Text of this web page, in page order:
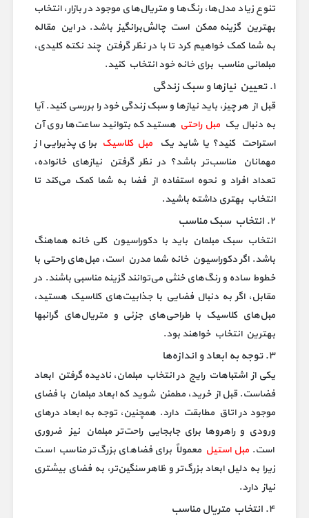
تنوع زیاد مدل‌ها، رنگ‌ها و متریال‌های موجود در بازار، انتخاب
بهترین گزینه ممکن است چالش‌برانگیز باشد. در این مقاله
به شما کمک خواهیم کرد تا با در نظر گرفتن چند نکته کلیدی،
مبلمانی مناسب برای خانه خود انتخاب کنید.
۱. تعیین نیازها و سبک زندگی
قبل از هر چیز، باید نیازها و سبک زندگی خود را بررسی کنید. آیا
به دنبال یکمبل راحتی هستید که بتوانید ساعت‌ها روی آن
استراحت کنید؟ یا شاید یکمبل کلاسیک برای پذیرایی از
مهمانان مناسب‌تر باشد؟ در نظر گرفتن نیازهای خانواده،
تعداد افراد و نحوه استفاده از فضا به شما کمک می‌کند تا
انتخاب بهتری داشته باشید.
۲. انتخاب سبک مناسب
انتخاب سبک مبلمان باید با دکوراسیون کلی خانه هماهنگ
باشد. اگر دکوراسیون خانه شما مدرن است، مبل‌های راحتی با
خطوط ساده و رنگ‌های خنثی می‌توانند گزینه مناسبی باشند. در
مقابل، اگر به دنبال فضایی با جذابیت‌های کلاسیک هستید،
مبل‌های کلاسیک با طراحی‌های جزئی و متریال‌های گرانبها
بهترین انتخاب خواهند بود.
۳. توجه به ابعاد و اندازه‌ها
یکی از اشتباهات رایج در انتخاب مبلمان، نادیده گرفتن ابعاد
فضاست. قبل از خرید، مطمئن شوید که ابعاد مبلمان با فضای
موجود در اتاق مطابقت دارد. همچنین، توجه به ابعاد درهای
ورودی و راهروها برای جابجایی راحت‌تر مبلمان نیز ضروری
است. مبل استیل معمولاً برای فضاهای بزرگ‌تر مناسب است
زیرا به دلیل ابعاد بزرگ‌تر و ظاهر سنگین‌تر، به فضای بیشتری
نیاز دارد.
۴. انتخاب متریال مناسب